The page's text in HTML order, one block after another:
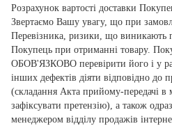
Розрахунок вартості доставки
Звертаємо Вашу увагу, що при
Перевізника, ризики, що виникають
Покупець при отриманні товару.
ОБОВ'ЯЗКОВО перевірити його і у
інших дефектів діяти відповідно до
(складання Акта прийому-передачі
зафіксувати претензію), а також
менеджером відділу продажів